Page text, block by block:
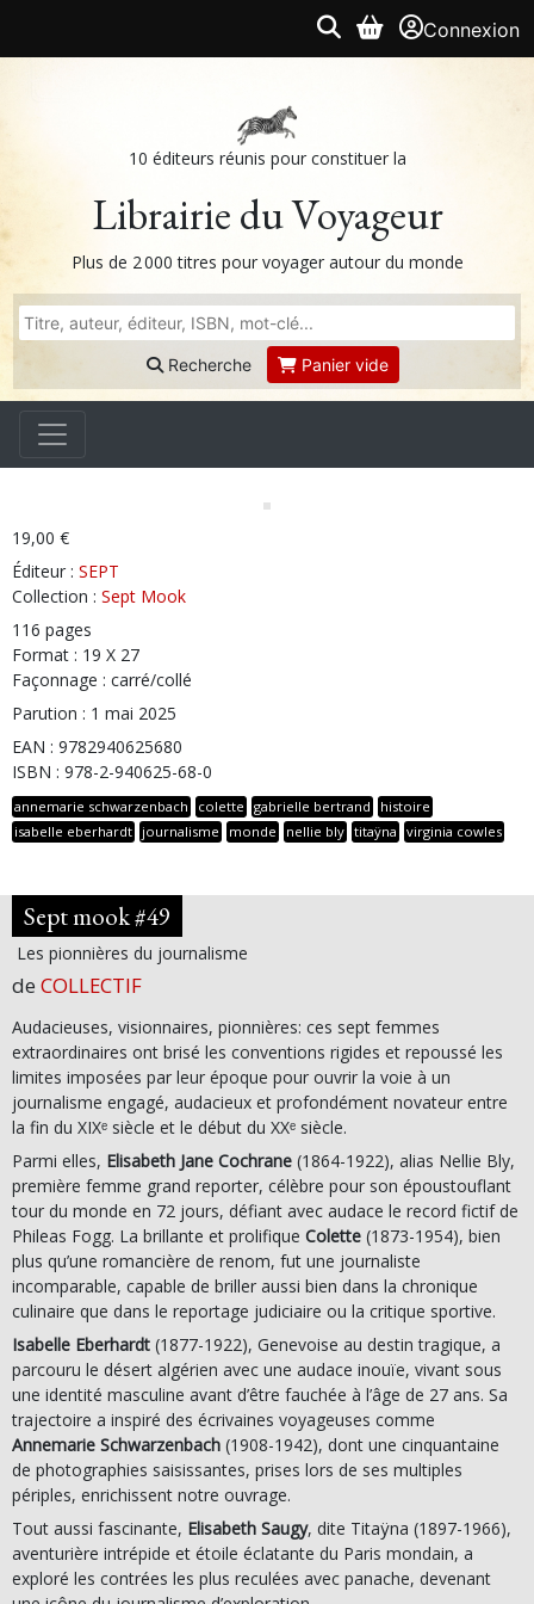
Connexion
10 éditeurs réunis pour constituer la
Librairie du Voyageur
Plus de 2 000 titres pour voyager autour du monde
Recherche Panier vide
19,00 €
Éditeur : SEPT
Collection : Sept Mook
116 pages
Format : 19 X 27
Façonnage : carré/collé
Parution : 1 mai 2025
EAN : 9782940625680
ISBN : 978-2-940625-68-0
annemarie schwarzenbach colette gabrielle bertrand
histoire
isabelle eberhardt journalisme monde nellie bly titaÿna virginia cowles
Sept mook #49
Les pionnières du journalisme
de COLLECTIF
Audacieuses, visionnaires, pionnières: ces sept femmes
extraordinaires ont brisé les conventions rigides et repoussé les
limites imposées par leur époque pour ouvrir la voie à un
journalisme engagé, audacieux et profondément novateur entre
la fin du XIXᵉ siècle et le début du XXᵉ siècle.
Parmi elles, Elisabeth Jane Cochrane (1864-1922), alias Nellie Bly,
première femme grand reporter, célèbre pour son époustouflant
tour du monde en 72 jours, défiant avec audace le record fictif de
Phileas Fogg. La brillante et prolifique Colette (1873-1954), bien
plus qu’une romancière de renom, fut une journaliste
incomparable, capable de briller aussi bien dans la chronique
culinaire que dans le reportage judiciaire ou la critique sportive.
Isabelle Eberhardt (1877-1922), Genevoise au destin tragique, a
parcouru le désert algérien avec une audace inouïe, vivant sous
une identité masculine avant d’être fauchée à l’âge de 27 ans. Sa
trajectoire a inspiré des écrivaines voyageuses comme
Annemarie Schwarzenbach (1908-1942), dont une cinquantaine
de photographies saisissantes, prises lors de ses multiples
périples, enrichissent notre ouvrage.
Tout aussi fascinante, Elisabeth Saugy, dite Titaÿna (1897-1966),
aventurière intrépide et étoile éclatante du Paris mondain, a
exploré les contrées les plus reculées avec panache, devenant